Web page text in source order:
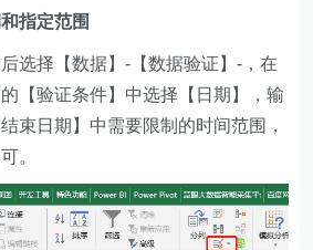
指定范围
选择【数据】-【数据验证】-，在
的【验证条件】中选择【日期】，输
束日期】中需要限制的时间范围，
。